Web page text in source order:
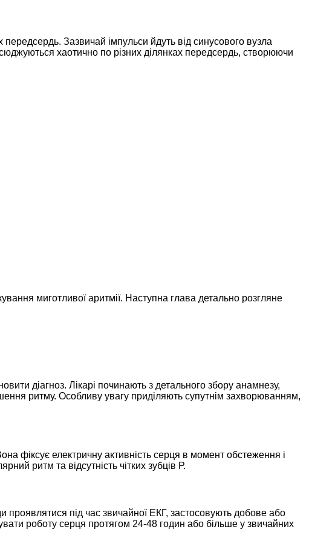
Зазвичай імпульси йдуть від синусового вузла
хаотично по різних ділянках передсердь, створюючи
миготливої аритмії. Наступна глава детально розгляне
діагноз. Лікарі починають з детального збору анамнезу,
ритму. Особливу увагу приділяють супутнім захворюванням,
фіксує електричну активність серця в момент обстеження і
ритм та відсутність чітких зубців Р.
під час звичайної ЕКГ, застосовують добове або
роботу серця протягом 24-48 годин або більше у звичайних